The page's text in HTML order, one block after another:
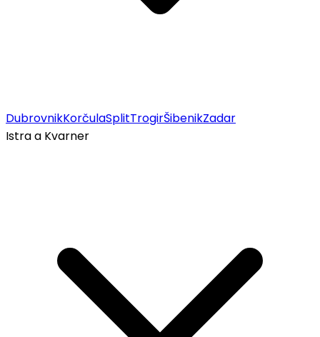
DubrovnikKorčulaSplitTrogirŠibenikZadar
Istra a Kvarner